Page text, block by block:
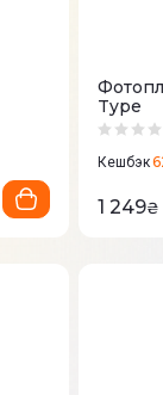
Type
Кешбэк
1 249₴